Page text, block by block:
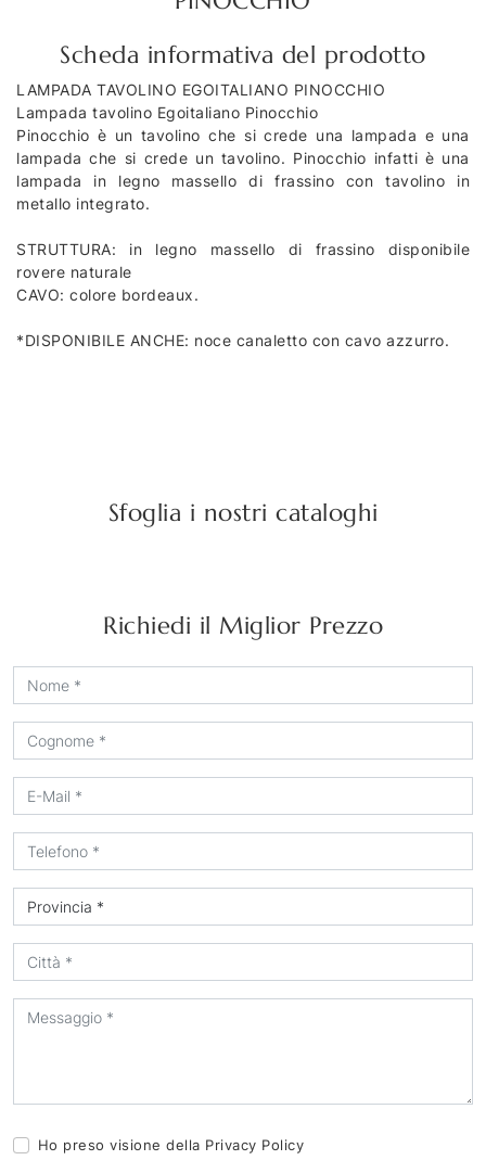
Scheda informativa del prodotto
LAMPADA TAVOLINO EGOITALIANO PINOCCHIO
Lampada tavolino Egoitaliano Pinocchio
Pinocchio è un tavolino che si crede una lampada e una
lampada che si crede un tavolino. Pinocchio infatti è una
lampada in legno massello di frassino con tavolino in
metallo integrato.
STRUTTURA: in legno massello di frassino disponibile
rovere naturale
CAVO: colore bordeaux.
*DISPONIBILE ANCHE: noce canaletto con cavo azzurro.
Sfoglia i nostri cataloghi
Richiedi il Miglior Prezzo
Ho preso visione della Privacy Policy